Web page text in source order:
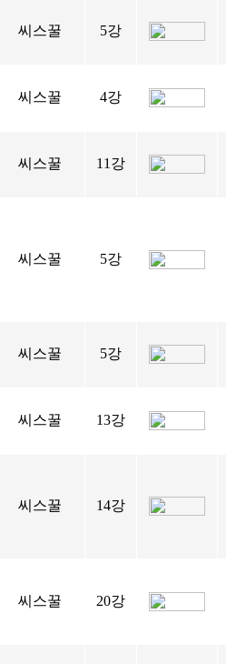
씨스꿀 5강
씨스꿀 4강
씨스꿀 11강
씨스꿀 5강
씨스꿀 5강
씨스꿀 13강
씨스꿀 14강
씨스꿀 20강